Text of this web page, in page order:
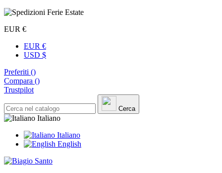
EUR €
EUR €
USD $
Preferiti ()
Compara ()
Trustpilot
Cerca
Italiano
Italiano
English